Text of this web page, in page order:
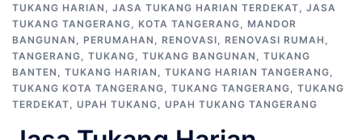
TUKANG HARIAN , JASA TUKANG HARIAN TERDEKAT, JASA
TUKANG TANGERANG, KOTA TANGERANG, MANDOR
BANGUNAN , PERUMAHAN , RENOVASI, RENOVASI RUMAH ,
TANGERANG, TUKANG, TUKANG BANGUNAN , TUKANG
BANTEN , TUKANG HARIAN , TUKANG HARIAN TANGERANG,
TUKANG KOTA TANGERANG, TUKANG TANGERANG, TUKANG
TERDEKAT, UPAH TUKANG, UPAH TUKANG TANGERANG